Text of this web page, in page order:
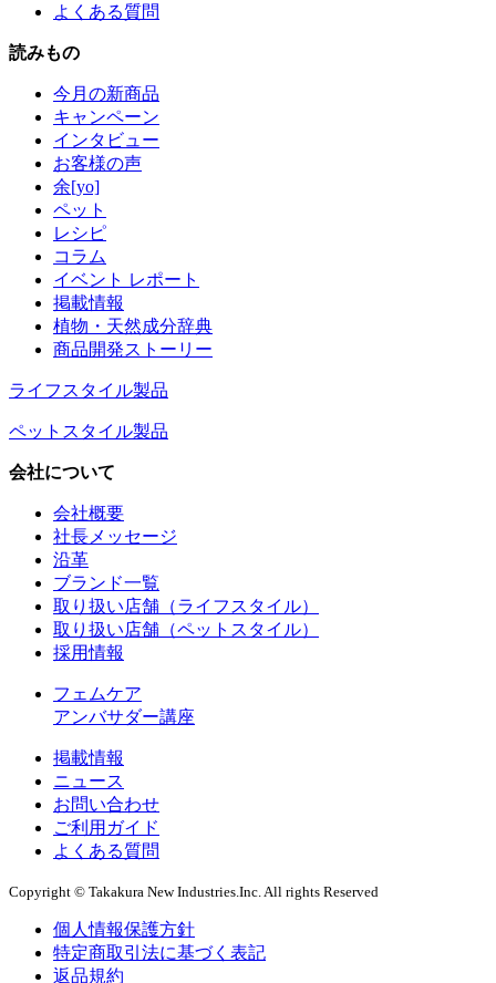
よくある質問
読みもの
今月の新商品
キャンペーン
インタビュー
お客様の声
余[yo]
ペット
レシピ
コラム
イベント レポート
掲載情報
植物・天然成分辞典
商品開発ストーリー
ライフスタイル製品
ペットスタイル製品
会社について
会社概要
社長メッセージ
沿革
ブランド一覧
取り扱い店舗（ライフスタイル）
取り扱い店舗（ペットスタイル）
採用情報
フェムケア
アンバサダー講座
掲載情報
ニュース
お問い合わせ
ご利用ガイド
よくある質問
Copyright © Takakura New Industries.Inc. All rights Reserved
個人情報保護方針
特定商取引法に基づく表記
返品規約